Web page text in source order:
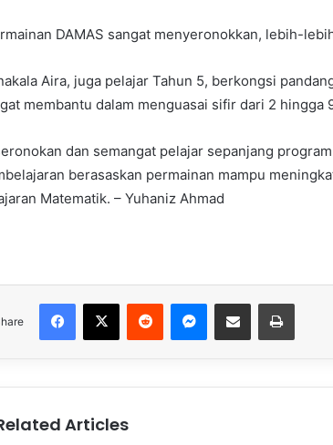
DAMAS sangat menyeronokkan, lebih-
Aira, juga pelajar Tahun 5, berkongsi
membantu dalam menguasai sifir dari 2 hingga
dan semangat pelajar sepanjang
berasaskan permainan mampu
Matematik. – Yuhaniz Ahmad
Articles